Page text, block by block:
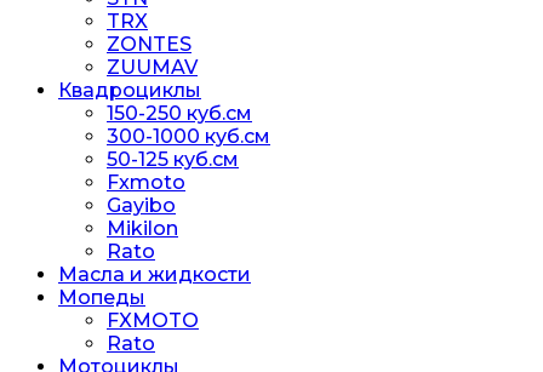
TRX
ZONTES
ZUUMAV
Квадроциклы
150-250 куб.см
300-1000 куб.см
50-125 куб.см
Fxmoto
Gayibo
Mikilon
Rato
Масла и жидкости
Мопеды
FXMOTO
Rato
Мотоциклы